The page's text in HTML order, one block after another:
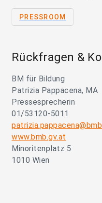
PRESSROOM
Rückfragen &
BM für Bildung
Patrizia Pappacena, MA
Pressesprecherin
01/53120-5011
www.bmb.gv.at
Minoritenplatz 5
1010 Wien